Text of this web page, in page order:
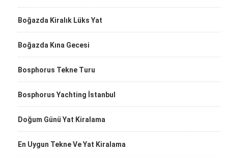
Boğazda Kiralık Lüks Yat
Boğazda Kına Gecesi
Bosphorus Tekne Turu
Bosphorus Yachting İstanbul
Doğum Günü Yat Kiralama
En Uygun Tekne Ve Yat Kiralama